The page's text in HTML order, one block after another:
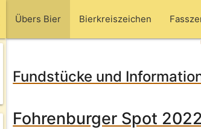
Übers Bier Bierkreiszeichen
Fundstücke und
Fohrenburger Spot